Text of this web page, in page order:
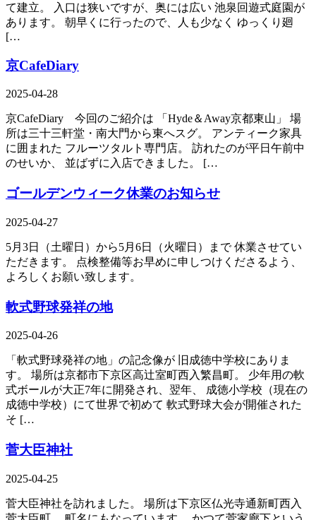
て建立。 入口は狭いですが、奥には広い 池泉回遊式庭園が
あります。 朝早くに行ったので、人も少なく ゆっくり廻
[…
京CafeDiary
2025-04-28
京CafeDiary 今回のご紹介は 「Hyde＆Away京都東山」 場
所は三十三軒堂・南大門から東へスグ。 アンティーク家具
に囲まれた フルーツタルト専門店。 訪れたのが平日午前中
のせいか、 並ばずに入店できました。 […
ゴールデンウィーク休業のお知らせ
2025-04-27
5月3日（土曜日）から5月6日（火曜日）まで 休業させてい
ただきます。 点検整備等お早めに申しつけくださるよう、
よろしくお願い致します。
軟式野球発祥の地
2025-04-26
「軟式野球発祥の地」の記念像が 旧成徳中学校にありま
す。 場所は京都市下京区高辻室町西入繁昌町。 少年用の軟
式ボールが大正7年に開発され、翌年、 成徳小学校（現在の
成徳中学校）にて世界で初めて 軟式野球大会が開催された
そ […
菅大臣神社
2025-04-25
菅大臣神社を訪れました。 場所は下京区仏光寺通新町西入